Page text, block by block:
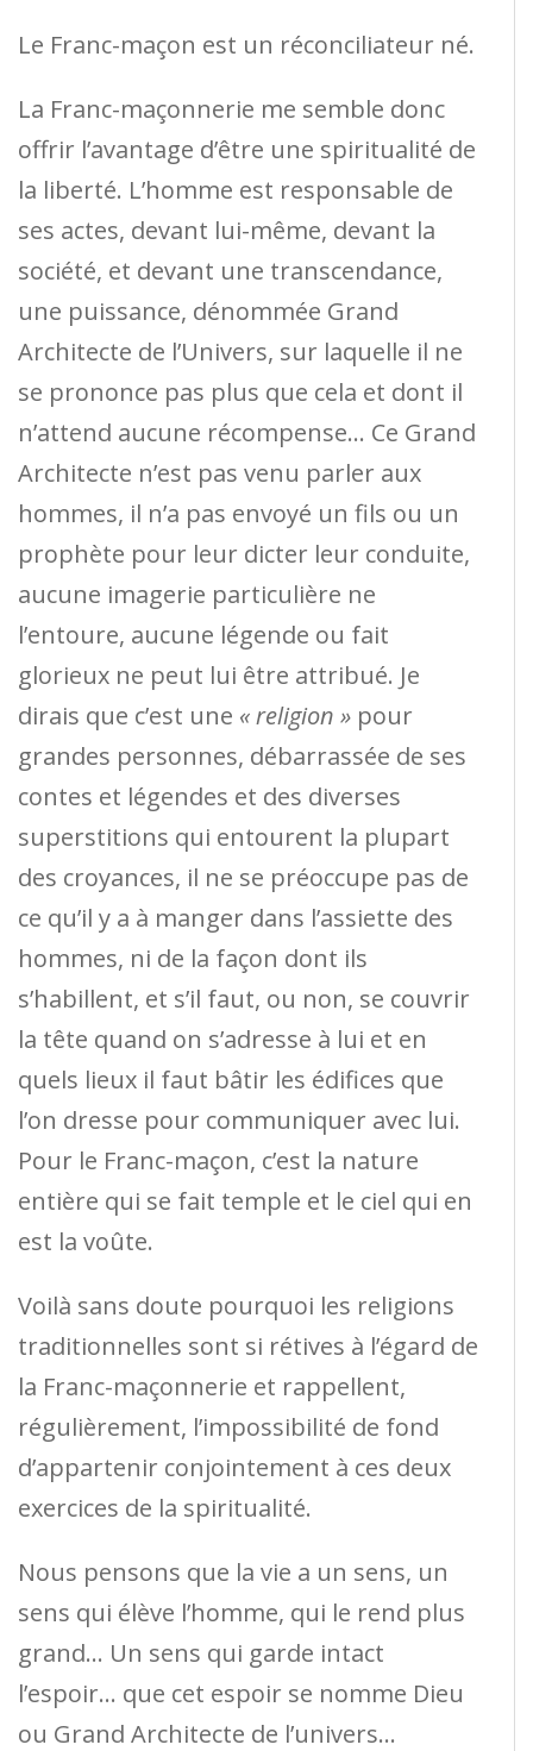
Le Franc-maçon est un réconciliateur né.
La Franc-maçonnerie me semble donc
offrir l’avantage d’être une spiritualité de
la liberté. L’homme est responsable de
ses actes, devant lui-même, devant la
société, et devant une transcendance,
une puissance, dénommée Grand
Architecte de l’Univers, sur laquelle il ne
se prononce pas plus que cela et dont il
n’attend aucune récompense… Ce Grand
Architecte n’est pas venu parler aux
hommes, il n’a pas envoyé un fils ou un
prophète pour leur dicter leur conduite,
aucune imagerie particulière ne
l’entoure, aucune légende ou fait
glorieux ne peut lui être attribué. Je
dirais que c’est une « religion » pour
grandes personnes, débarrassée de ses
contes et légendes et des diverses
superstitions qui entourent la plupart
des croyances, il ne se préoccupe pas de
ce qu’il y a à manger dans l’assiette des
hommes, ni de la façon dont ils
s’habillent, et s’il faut, ou non, se couvrir
la tête quand on s’adresse à lui et en
quels lieux il faut bâtir les édifices que
l’on dresse pour communiquer avec lui.
Pour le Franc-maçon, c’est la nature
entière qui se fait temple et le ciel qui en
est la voûte.
Voilà sans doute pourquoi les religions
traditionnelles sont si rétives à l’égard de
la Franc-maçonnerie et rappellent,
régulièrement, l’impossibilité de fond
d’appartenir conjointement à ces deux
exercices de la spiritualité.
Nous pensons que la vie a un sens, un
sens qui élève l’homme, qui le rend plus
grand… Un sens qui garde intact
l’espoir… que cet espoir se nomme Dieu
ou Grand Architecte de l’univers…